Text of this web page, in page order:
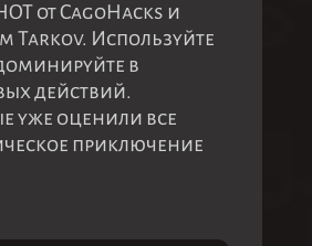
от CagoHacks и
Tarkov. Используйте
в
действий.
уже оценили все
приключение